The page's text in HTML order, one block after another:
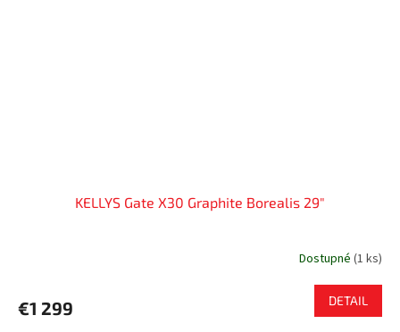
KELLYS Gate X30 Graphite Borealis 29"
Dostupné (1 ks)
€1 299 DETAIL